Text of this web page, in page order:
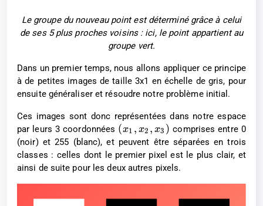
Le groupe du nouveau point est déterminé grâce à celui
de ses 5 plus proches voisins : ici, le point appartient au
groupe vert.
Dans un premier temps, nous allons appliquer ce principe
à de petites images de taille 3x1 en échelle de gris, pour
ensuite généraliser et résoudre notre problème initial.
Ces images sont donc représentées dans notre espace
par leurs 3 coordonnées (x1 , x2 , x3 ) comprises entre 0
(noir) et 255 (blanc), et peuvent être séparées en trois
classes : celles dont le premier pixel est le plus clair, et
ainsi de suite pour les deux autres pixels.